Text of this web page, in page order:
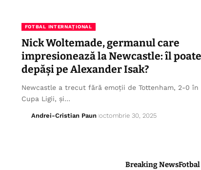
FOTBAL INTERNAȚIONAL
Nick Woltemade, germanul care
impresionează la Newcastle: îl poate
depăși pe Alexander Isak?
Newcastle a trecut fără emoții de Tottenham, 2-0 în
Cupa Ligii, și…
Andrei-Cristian Paun octombrie 30, 2025
Breaking News